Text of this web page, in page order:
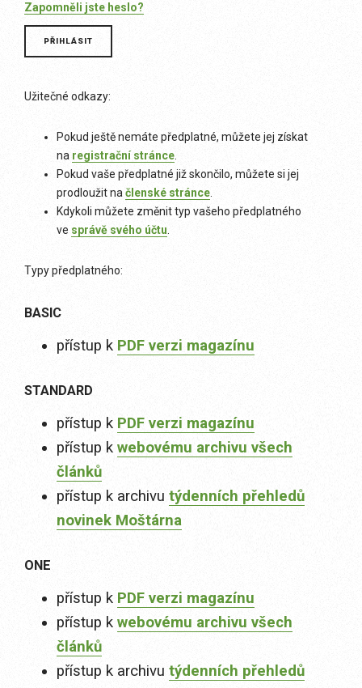
Zapomněli jste heslo?
Užitečné odkazy:
Pokud ještě nemáte předplatné, můžete jej získat
na registrační stránce
Pokud vaše předplatné již skončilo, můžete si jej
prodloužit na členské stránce
Kdykoli můžete změnit typ vašeho předplatného
ve správě svého účtu
Typy předplatného:
BASIC
přístup k PDF verzi magazínu
STANDARD
přístup k PDF verzi magazínu
přístup k webovému archivu všech
článků
přístup k archivu týdenních přehledů
novinek Moštárna
ONE
přístup k PDF verzi magazínu
přístup k webovému archivu všech
článků
přístup k archivu týdenních přehledů